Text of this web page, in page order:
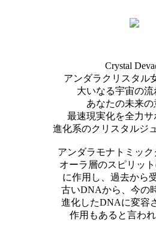
Crystal
アンダラクリスタル
大いなる宇宙の
あなたの未来の
最速現実化を全力サ
進化系のクリスタルジ
アンダラモナトミッ
オーラ層のスピリッ
に作用し、過去から
古いDNAから、今の
進化したDNAに変容
作用もあると言わ